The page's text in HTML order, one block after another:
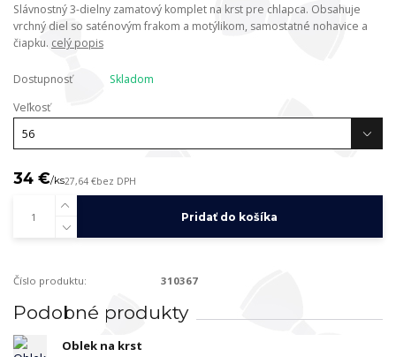
Slávnostný 3-dielny zamatový komplet na krst pre chlapca. Obsahuje
vrchný diel so saténovým frakom a motýlikom, samostatné nohavice a
čiapku. celý popis
Dostupnosť
Skladom
Veľkosť
34 €/ks27,64 €bez DPH
Pridať do košíka
Číslo produktu: 310367
Podobné produkty
Oblek na krst